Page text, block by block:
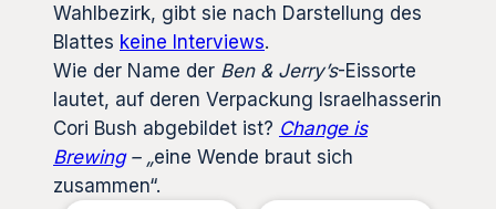
Wahlbezirk, gibt sie nach Darstellung des
Blattes keine Interviews.
Wie der Name der Ben & Jerry’s-Eissorte
lautet, auf deren Verpackung Israelhasserin
Cori Bush abgebildet ist? Change is
Brewing– „eine Wende braut sich
zusammen“.